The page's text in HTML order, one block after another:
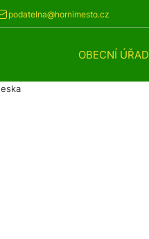
podatelna@hornimesto.cz
OBECNÍ ÚŘAD